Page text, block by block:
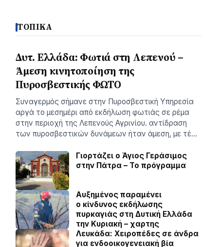
ΤΟΠΙΚΑ
Δυτ. Ελλάδα: Φωτιά στη Λεπενού –
Άμεση κινητοποίηση της
Πυροσβεστικής ΦΩΤΟ
Συναγερμός σήμανε στην Πυροσβεστική Υπηρεσία
αργά το μεσημέρι από εκδήλωση φωτιάς σε ρέμα
στην περιοχή της Λεπενούς Αγρινίου. αντίδραση
των πυροσβεστικών δυνάμεων ήταν άμεση, με τέ…
Γιορτάζει ο Άγιος Γεράσιμος
στην Πάτρα – Το πρόγραμμα
Αυξημένος παραμένει
ο κίνδυνος εκδήλωσης
πυρκαγιάς στη Δυτική Ελλάδα
την Κυριακή – χαρτης
Λευκάδα: Χειροπέδες σε άνδρα
για ενδοοικογενειακή βία